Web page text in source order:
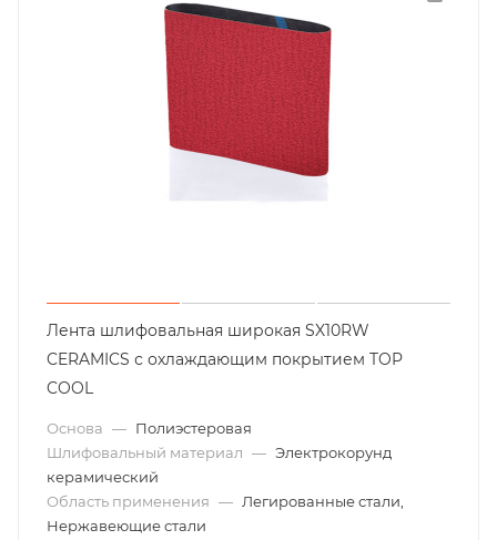
Лента шлифовальная широкая SX10RW
CERAMICS с охлаждающим покрытием TOP
COOL
Основа — Полиэстеровая
Шлифовальный материал — Электрокорунд
керамический
Область применения — Легированные стали,
Нержавеющие стали